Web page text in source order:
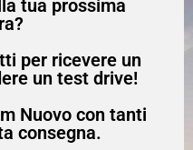
tua prossima
per ricevere un
un test drive!
Nuovo con tanti
consegna.